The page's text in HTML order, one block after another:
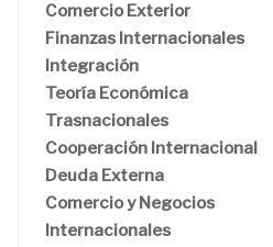
Comercio Exterior
Finanzas Internacionales
Integración
Teoría Económica
Trasnacionales
Cooperación Internacional
Deuda Externa
Comercio y Negocios
Internacionales